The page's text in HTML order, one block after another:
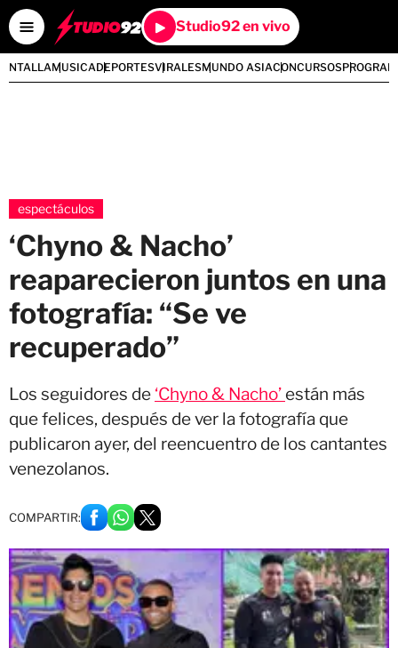
Studio92 en vivo
MUSICADEPORTESVIRALESMUNDO ASIACONCURSOS
espectáculos
‘Chyno & Nacho’
reaparecieron juntos en una
fotografía: “Se ve
recuperado”
Los seguidores de ‘Chyno & Nacho’ están más
que felices, después de ver la fotografía que
publicaron ayer, del reencuentro de los cantantes
venezolanos.
COMPARTIR: